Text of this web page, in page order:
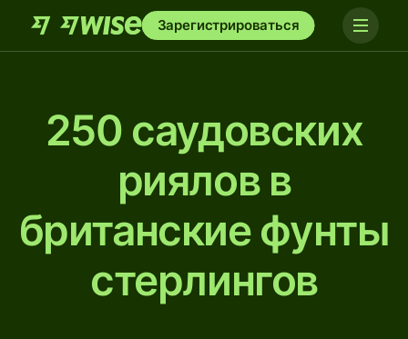
Зарегистрироваться
250 саудовских
риялов в
британские фунты
стерлингов